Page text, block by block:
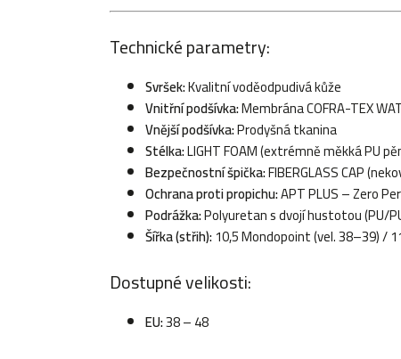
Technické parametry:
Svršek:Kvalitní voděodpudivá kůže
Vnitřní podšívka:Membrána COFRA-TEX
Vnější podšívka:Prodyšná tkanina
Stélka:LIGHT FOAM (extrémně měkká PU
Bezpečnostní špička:FIBERGLASS CAP
Ochrana proti propichu:APT PLUS – Zero
Podrážka:Polyuretan s dvojí hustotou (PU/
Šířka (střih):10,5 Mondopoint (vel. 38–39) /
Dostupné velikosti:
EU:38 – 48